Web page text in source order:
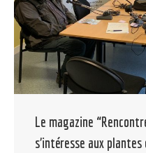
Le magazine
s’intéresse aux